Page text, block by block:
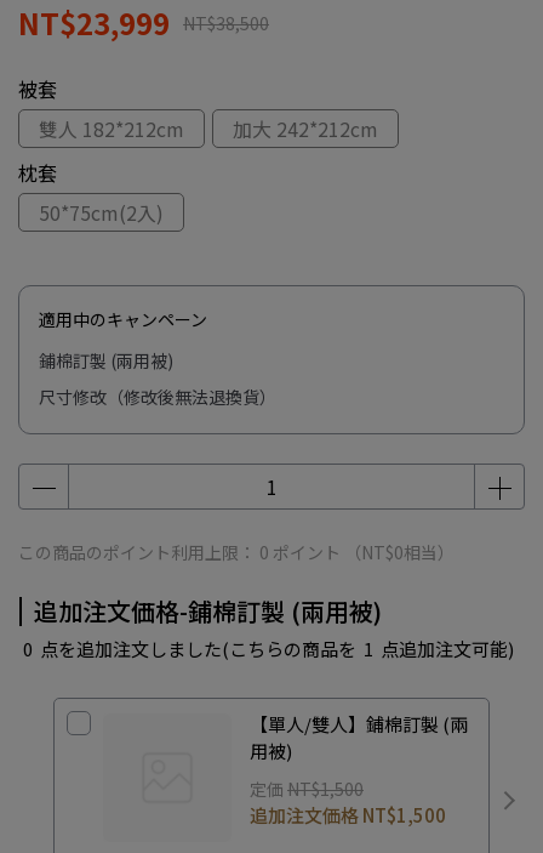
NT$23,999 NT$38,500
被套
雙人 182*212cm
加大 242*212cm
枕套
50*75cm(2入)
適用中のキャンペーン
鋪棉訂製 (兩用被)
尺寸修改（修改後無法退換貨）
この商品のポイント利用上限： 0 ポイント （NT$0相当）
追加注文価格-鋪棉訂製 (兩用被)
0 点を追加注文しました(こちらの商品を 1 点追加注文可能)
【單人/雙人】鋪棉訂製 (兩
用被)
定価 NT$1,500
追加注文価格NT$1,500